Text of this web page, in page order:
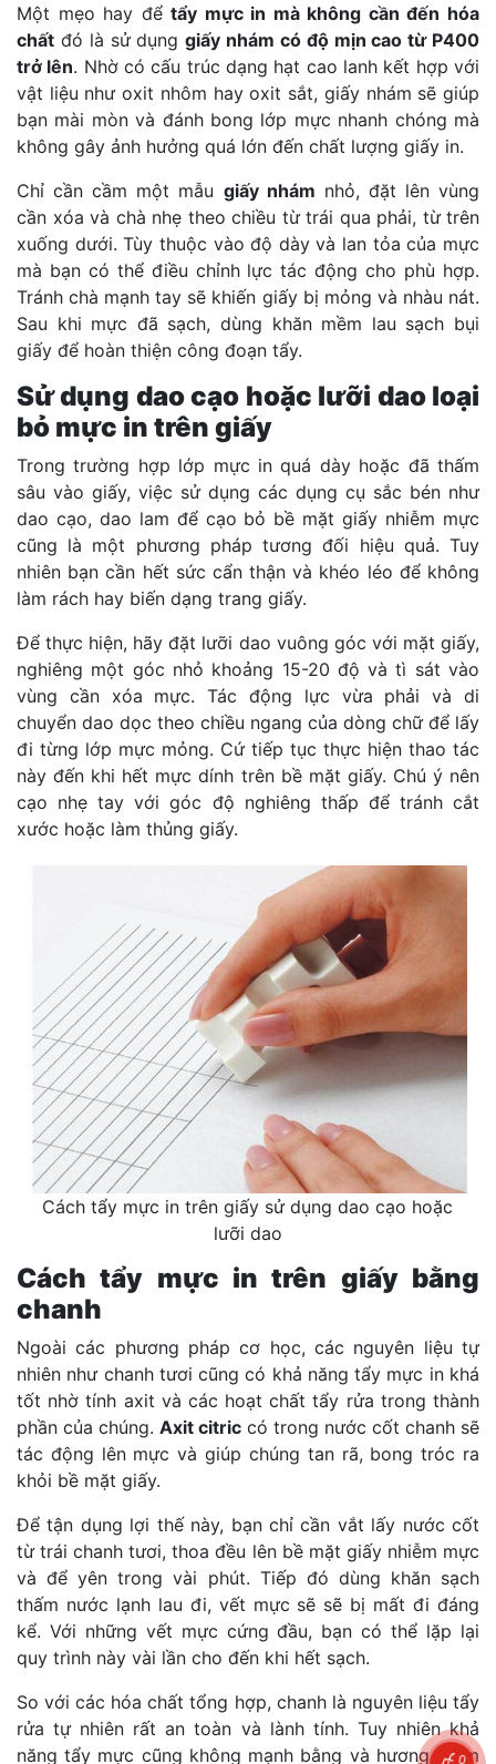
Một mẹo hay đểtẩy mực in mà không cần đến hóa
chất đó là sử dụnggiấy nhám có độ mịn cao từ P400
trở lên. Nhờ có cấu trúc dạng hạt cao lanh kết hợp với
vật liệu như oxit nhôm hay oxit sắt, giấy nhám sẽ giúp
bạn mài mòn và đánh bong lớp mực nhanh chóng mà
không gây ảnh hưởng quá lớn đến chất lượng giấy in.
Chỉ cần cầm một mẫu giấy nhám nhỏ, đặt lên vùng
cần xóa và chà nhẹ theo chiều từ trái qua phải, từ trên
xuống dưới. Tùy thuộc vào độ dày và lan tỏa của mực
mà bạn có thể điều chỉnh lực tác động cho phù hợp.
Tránh chà mạnh tay sẽ khiến giấy bị mỏng và nhàu nát.
Sau khi mực đã sạch, dùng khăn mềm lau sạch bụi
giấy để hoàn thiện công đoạn tẩy.
Sử dụng dao cạo hoặc lưỡi dao loại
bỏ mực in trên giấy
Trong trường hợp lớp mực in quá dày hoặc đã thấm
sâu vào giấy, việc sử dụng các dụng cụ sắc bén như
dao cạo, dao lam để cạo bỏ bề mặt giấy nhiễm mực
cũng là một phương pháp tương đối hiệu quả. Tuy
nhiên bạn cần hết sức cẩn thận và khéo léo để không
làm rách hay biến dạng trang giấy.
Để thực hiện, hãy đặt lưỡi dao vuông góc với mặt giấy,
nghiêng một góc nhỏ khoảng 15-20 độ và tì sát vào
vùng cần xóa mực. Tác động lực vừa phải và di
chuyển dao dọc theo chiều ngang của dòng chữ để lấy
đi từng lớp mực mỏng. Cứ tiếp tục thực hiện thao tác
này đến khi hết mực dính trên bề mặt giấy. Chú ý nên
cạo nhẹ tay với góc độ nghiêng thấp để tránh cắt
xước hoặc làm thủng giấy.
Cách tẩy mực in trên giấy sử dụng dao cạo hoặc
lưỡi dao
Cách tẩy mực in trên giấy bằng
chanh
Ngoài các phương pháp cơ học, các nguyên liệu tự
nhiên như chanh tươi cũng có khả năng tẩy mực in khá
tốt nhờ tính axit và các hoạt chất tẩy rửa trong thành
phần của chúng. Axit citric có trong nước cốt chanh sẽ
tác động lên mực và giúp chúng tan rã, bong tróc ra
khỏi bề mặt giấy.
Để tận dụng lợi thế này, bạn chỉ cần vắt lấy nước cốt
từ trái chanh tươi, thoa đều lên bề mặt giấy nhiễm mực
và để yên trong vài phút. Tiếp đó dùng khăn sạch
thấm nước lạnh lau đi, vết mực sẽ sẽ bị mất đi đáng
kể. Với những vết mực cứng đầu, bạn có thể lặp lại
quy trình này vài lần cho đến khi hết sạch.
So với các hóa chất tổng hợp, chanh là nguyên liệu tẩy
rửa tự nhiên rất an toàn và lành tính. Tuy nhiên khả
năng tẩy mực cũng không mạnh bằng và hương thơm
0